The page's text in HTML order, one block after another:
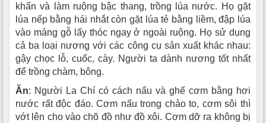
khẩn và làm ruộng bậc thang, trồng lúa nước. Họ gặt
lúa nếp bằng hái nhắt còn gặt lúa tẻ bằng liềm, đập lúa
vào máng gỗ lấy thóc ngay ở ngoài ruộng. Họ sử dụng
cả ba loại nương với các công cụ sản xuất khác nhau:
gậy chọc lỗ, cuốc, cày. Người ta dành nương tốt nhất
để trồng chàm, bông.
Ăn: Người La Chí có cách nấu và ghế cơm bằng hơi
nước rất độc đáo. Cơm nấu trong chảo to, cơm sôi thì
vớt lên cho vào chõ đồ như đồ xôi. Cơm dỡ ra không bị